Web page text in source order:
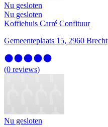
Nu gesloten
Nu gesloten
Koffiehuis Carré Confituur
Gemeenteplaats 15, 2960 Brecht
(0 reviews)
Nu gesloten